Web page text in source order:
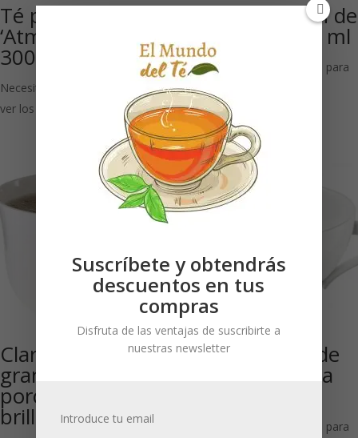
Té para un juego
‘Atmósfera’ azul,
300 ml
Necesitas estar registrado para
ver los precios
Fuhao: Gaiwan de
porcelana 160 ml
Necesitas estar registrado para
ver los precios
Clara: Taza
grande de
porcelana
brillante 500 ml
Brillante taza de
té de porcelana
Necesitas estar registrado para
Suscríbete y obtendrás
descuentos en tus
compras
Disfruta de las ventajas de suscribirte a
nuestras newsletter
Introduce tu email